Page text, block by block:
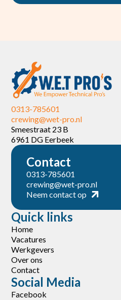
0313-785601
crewing@wet-pro.nl
Smeestraat 23 B
6961 DG Eerbeek
Contact
0313-785601
crewing@wet-pro.nl
Neem contact op
Quick links
Home
Vacatures
Werkgevers
Over ons
Contact
Social Media
Facebook